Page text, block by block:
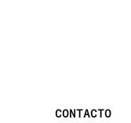
CONTACTO